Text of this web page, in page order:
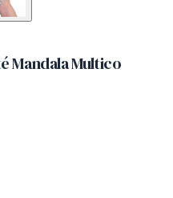
Mandala Multico